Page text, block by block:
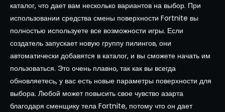
каталог, что дает вам несколько вариантов на выбор. При
использовании средства смены поверхности Fortnite вы
полностью используете все возможности игры. Если
создатель запускает новую группу пилингов, они
автоматически добавятся в каталог, и вы сможете начать им
пользоваться. Это очень плавно, так как вы всегда
обновляетесь, у вас есть новые параметры поверхности для
выбора. Любой может повысить свое чувство азарта
благодаря сменщику тела Fortnite, потому что он дает